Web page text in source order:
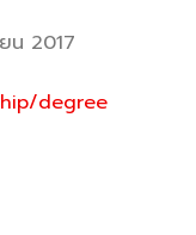
น 2017
degree